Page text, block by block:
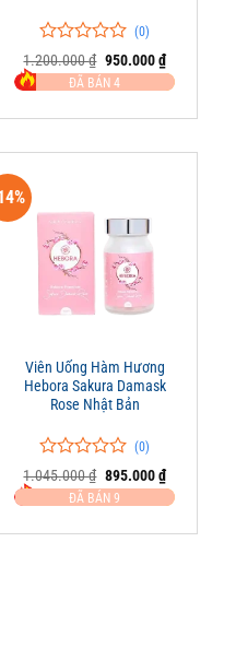
0
trên
5
0
(0)
1.200.000₫ Giá
gốc
là:
950.000₫Giá
hiện
tại
950.000 ₫.
ĐÃ BÁN 4
Viên Uống Hàm Hương
Hebora Sakura Damask
Rose Nhật Bản
0
trên
5
0
(0)
1.045.000₫ Giá
gốc
là:
895.000₫Giá
hiện
tại
895.000 ₫.
ĐÃ BÁN 9